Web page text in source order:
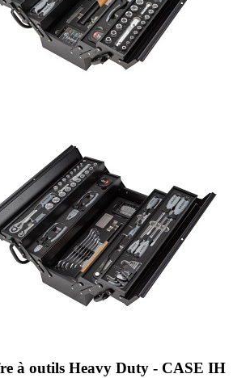
à outils Heavy Duty - CASE IH